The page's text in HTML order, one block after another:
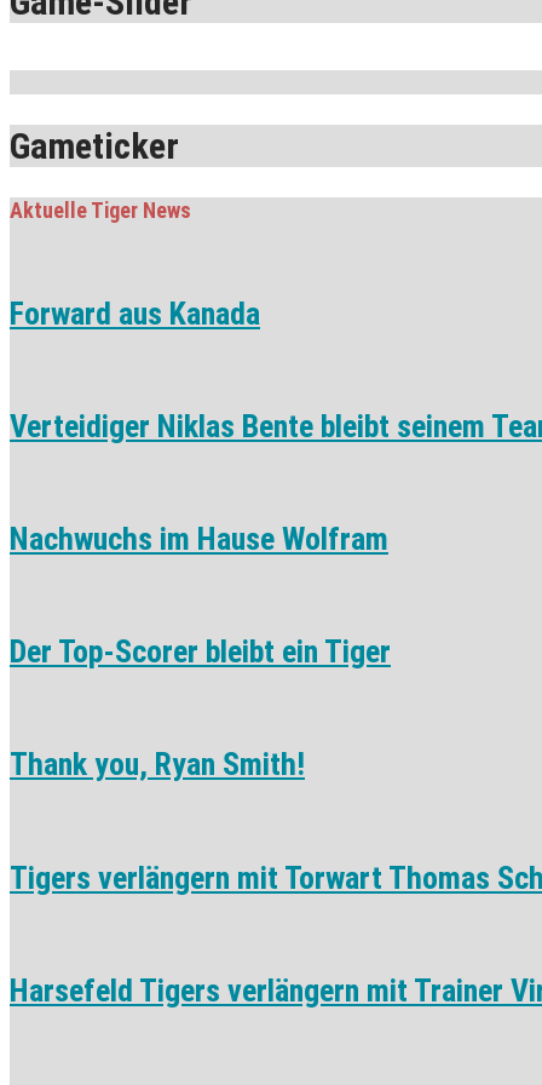
Gameticker
Aktuelle Tiger News
Forward aus Kanada
Verteidiger Niklas Bente bleibt seinem
Nachwuchs im Hause Wolfram
Der Top-Scorer bleibt ein Tiger
Thank you, Ryan Smith!
Tigers verlängern mit Torwart Thomas
Harsefeld Tigers verlängern mit Trainer